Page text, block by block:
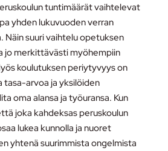
tuntimäärät vaihtelevat
yhden lukuvuoden verran
Näin suuri vaihtelu opetuksen
jo merkittävästi myöhempiin
koulutuksen periytyvyys on
tasa-arvoa ja yksilöiden
oma alansa ja työuransa. Kun
joka kahdeksas peruskoulun
lukea kunnolla ja nuoret
yhtenä suurimmista ongelmista